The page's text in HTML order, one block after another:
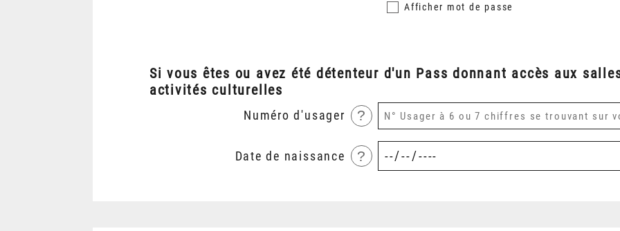
Afficher mot de passe
Si vous êtes ou avez été détenteur d'un Pass donnant accès aux
activités culturelles
Numéro d'usager ?
Date de naissance ?